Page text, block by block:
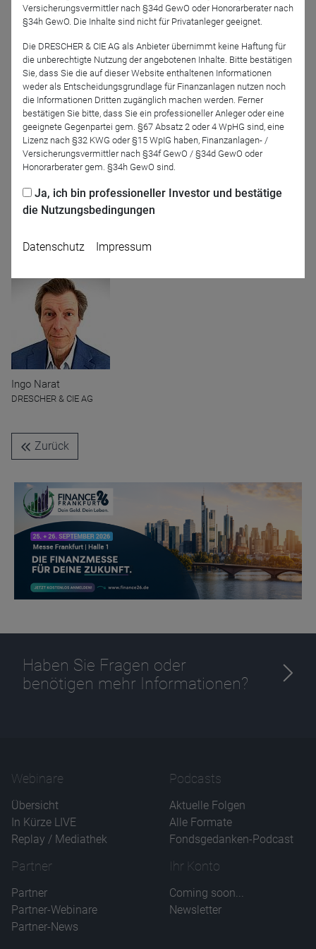
Bellevue Asset
Management
Degroof Petercam Asset
Moderation
Ingo Narat
DRESCHER & CIE AG
Zurück
Haben Sie Fragen oder
benötigen mehr Informationen?
Webinare
Übersicht
In Kürze LIVE
Replay / Mediathek
Podcasts
Aktuelle Folgen
Alle Formate
Fondsgedanken-Podcast
Partner
Partner
Partner-Webinare
Partner-News
Ihr Konto
Coming soon...
Newsletter
Versicherungsvermittler nach §34d GewO oder Honorarberater nach
§34h GewO. Die Inhalte sind nicht für Privatanleger geeignet.
Die DRESCHER & CIE AG als Anbieter übernimmt keine Haftung für
die unberechtigte Nutzung der angebotenen Inhalte. Bitte bestätigen
Sie, dass Sie die auf dieser Website enthaltenen Informationen
weder als Entscheidungsgrundlage für Finanzanlagen nutzen noch
die Informationen Dritten zugänglich machen werden. Ferner
bestätigen Sie bitte, dass Sie ein professioneller Anleger oder eine
geeignete Gegenpartei gem. §67 Absatz 2 oder 4 WpHG sind, eine
Lizenz nach §32 KWG oder §15 WpIG haben, Finanzanlagen- /
Versicherungsvermittler nach §34f GewO / §34d GewO oder
Honorarberater gem. §34h GewO sind.
Ja, ich bin professioneller Investor und bestätige
die Nutzungsbedingungen
Datenschutz Impressum
Name
Anbieter
D&C